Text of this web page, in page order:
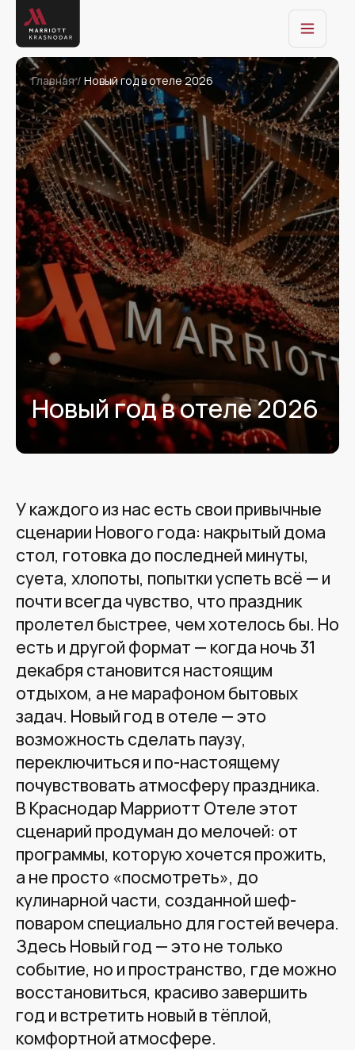
Главная / Новый год в отеле 2026
Новый год в отеле 2026
У каждого из нас есть свои привычные
сценарии Нового года: накрытый дома
стол, готовка до последней минуты,
суета, хлопоты, попытки успеть всё — и
почти всегда чувство, что праздник
пролетел быстрее, чем хотелось бы. Но
есть и другой формат — когда ночь 31
декабря становится настоящим
отдыхом, а не марафоном бытовых
задач. Новый год в отеле — это
возможность сделать паузу,
переключиться и по-настоящему
почувствовать атмосферу праздника.
В Краснодар Марриотт Отеле этот
сценарий продуман до мелочей: от
программы, которую хочется прожить,
а не просто «посмотреть», до
кулинарной части, созданной шеф-
поваром специально для гостей вечера.
Здесь Новый год — это не только
событие, но и пространство, где можно
восстановиться, красиво завершить
год и встретить новый в тёплой,
комфортной атмосфере.